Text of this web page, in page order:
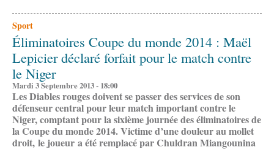
Sport
Éliminatoires Coupe du monde 2014 : Maël
Lepicier déclaré forfait pour le match contre
le Niger
Mardi 3 Septembre 2013 - 18:00
Les Diables rouges doivent se passer des services de son
défenseur central pour leur match important contre le
Niger, comptant pour la sixième journée des éliminatoires de
la Coupe du monde 2014.Victime d’une douleur au mollet
droit, le joueur a été remplacé par Chuldran Miangounina